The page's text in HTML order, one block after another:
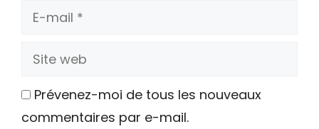
E-
Site
Prévenez-moi de tous les nouveaux
commentaires par e-mail.